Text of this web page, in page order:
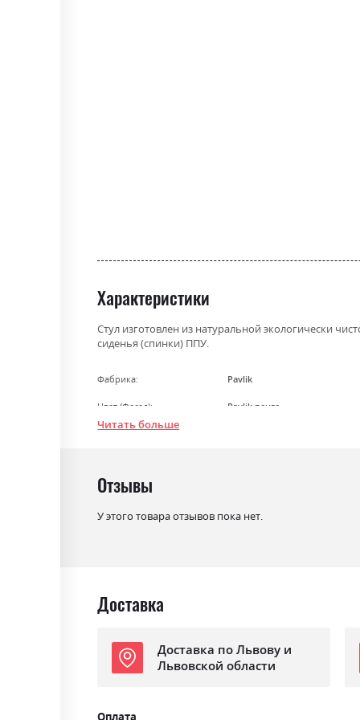
Характеристики
Стул изготовлен из натуральной экологически
сиденья (спинки) ППУ.
Фабрика: Pavlik
Цвет (Фасад): Pavlik венге
Цвет (Корпус):
Материал
Читать больше
Отзывы
У этого товара отзывов пока нет.
Доставка
Доставка по Львову и
Львовской области
Оплата